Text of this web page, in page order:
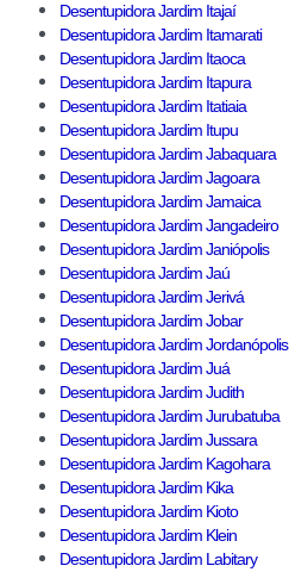
Desentupidora Jardim Itajaí
Desentupidora Jardim Itamarati
Desentupidora Jardim Itaoca
Desentupidora Jardim Itapura
Desentupidora Jardim Itatiaia
Desentupidora Jardim Itupu
Desentupidora Jardim Jabaquara
Desentupidora Jardim Jagoara
Desentupidora Jardim Jamaica
Desentupidora Jardim Jangadeiro
Desentupidora Jardim Janiópolis
Desentupidora Jardim Jaú
Desentupidora Jardim Jerivá
Desentupidora Jardim Jobar
Desentupidora Jardim Jordanópolis
Desentupidora Jardim Juá
Desentupidora Jardim Judith
Desentupidora Jardim Jurubatuba
Desentupidora Jardim Jussara
Desentupidora Jardim Kagohara
Desentupidora Jardim Kika
Desentupidora Jardim Kioto
Desentupidora Jardim Klein
Desentupidora Jardim Labitary